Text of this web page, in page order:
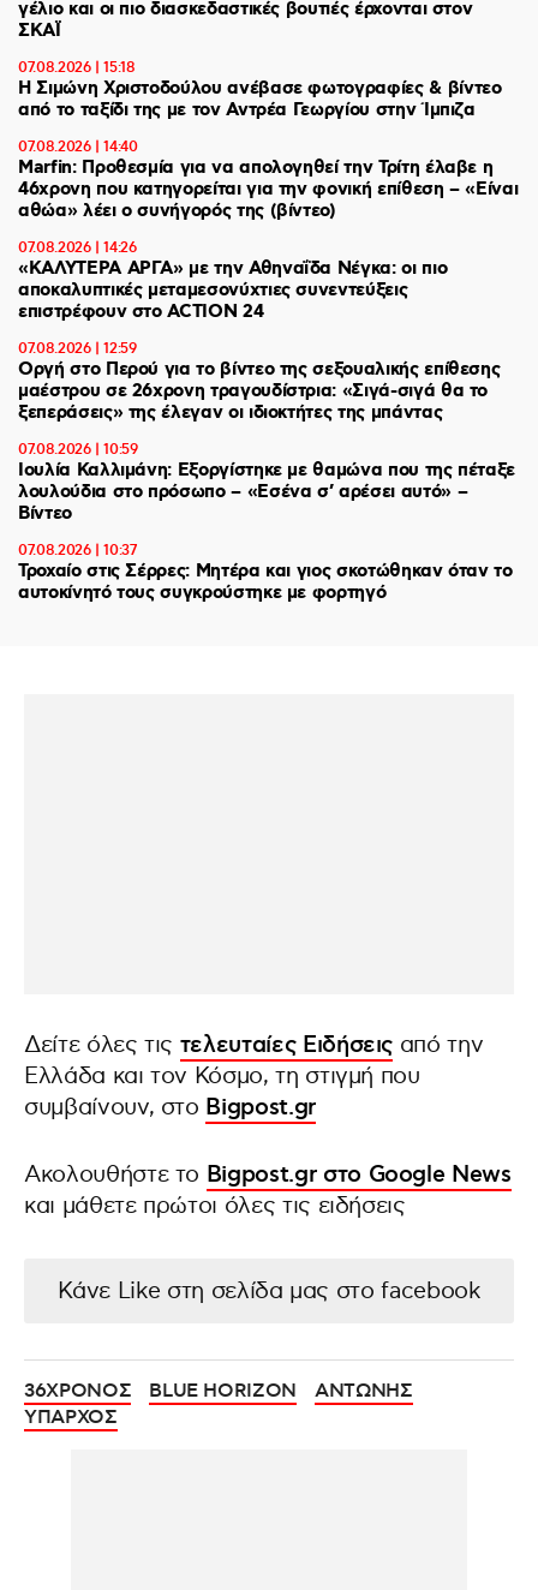
γέλιο και οι πιο διασκεδαστικές βουτιές έρχονται στον
ΣΚΑΪ
07.08.2026 | 15:18
Η Σιμώνη Χριστοδούλου ανέβασε φωτογραφίες & βίντεο
από το ταξίδι της με τον Αντρέα Γεωργίου στην Ίμπιζα
07.08.2026 | 14:40
Marfin: Προθεσμία για να απολογηθεί την Τρίτη έλαβε η
46χρονη που κατηγορείται για την φονική επίθεση – «Είναι
αθώα» λέει ο συνήγορός της (βίντεο)
07.08.2026 | 14:26
«ΚΑΛΥΤΕΡΑ ΑΡΓΑ» με την Αθηναΐδα Νέγκα: οι πιο
αποκαλυπτικές μεταμεσονύχτιες συνεντεύξεις
επιστρέφουν στο ACTION 24
07.08.2026 | 12:59
Οργή στο Περού για το βίντεο της σεξουαλικής επίθεσης
μαέστρου σε 26χρονη τραγουδίστρια: «Σιγά-σιγά θα το
ξεπεράσεις» της έλεγαν οι ιδιοκτήτες της μπάντας
07.08.2026 | 10:59
Ιουλία Καλλιμάνη: Εξοργίστηκε με θαμώνα που της πέταξε
λουλούδια στο πρόσωπο – «Εσένα σ’ αρέσει αυτό» –
Βίντεο
07.08.2026 | 10:37
Τροχαίο στις Σέρρες: Μητέρα και γιος σκοτώθηκαν όταν το
αυτοκίνητό τους συγκρούστηκε με φορτηγό
Δείτε όλες τις τελευταίες Ειδήσεις από την
Ελλάδα και τον Κόσμο, τη στιγμή που
συμβαίνουν, στο Bigpost.gr
Ακολουθήστε το Bigpost.gr στο Google News
και μάθετε πρώτοι όλες τις ειδήσεις
Κάνε Like στη σελίδα μας στο facebook
36ΧΡΟΝΟΣ BLUE HORIZON
ΑΝΤΩΝΗΣ
ΥΠΑΡΧΟΣ